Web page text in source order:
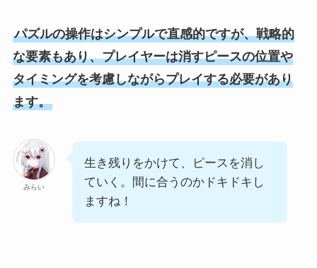
パズルの操作はシンプルで直感的ですが、戦略的
な要素もあり、プレイヤーは消すピースの位置や
タイミングを考慮しながらプレイする必要があり
ます。
みらい
生き残りをかけて、ピースを消し
ていく。間に合うのかドキドキし
ますね！